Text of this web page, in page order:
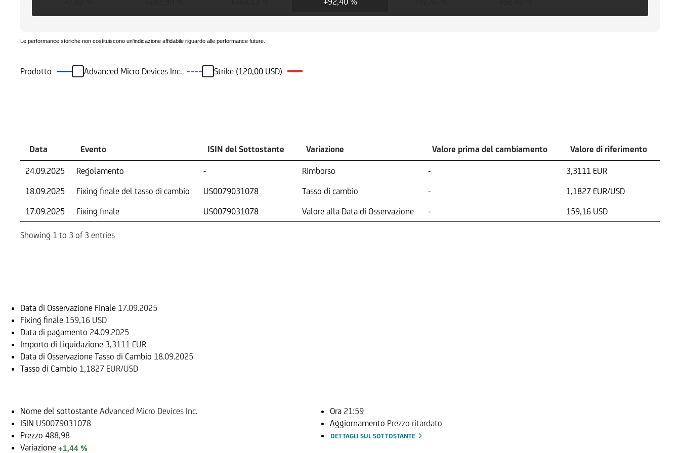
Le performance storiche non costituiscono un'indicazione affidabile riguardo alle performance future.
Prodotto Advanced Micro Devices Inc. Strike (120,00 USD)
Data Evento ISIN del Sottostante Variazione Valore prima del cambiamento Valore di riferimento
24.09.2025 Regolamento - Rimborso -
3,3111 EUR
18.09.2025
Fixing finale del tasso di cambio US0079031078 Tasso di cambio -
1,1827 EUR/USD
17.09.2025
Fixing finale US0079031078 Valore alla Data di Osservazione - 159,16 USD
Showing 1 to 3 of 3 entries
Data di Osservazione Finale 17.09.2025
Fixing finale 159,16 USD
Data di pagamento 24.09.2025
Importo di Liquidazione 3,3111 EUR
Data di Osservazione Tasso di Cambio 18.09.2025
Tasso di Cambio 1,1827 EUR/USD
Nome del sottostante Advanced Micro Devices Inc.
ISIN US0079031078
Prezzo 488,98
Variazione +1,44 %
Ora 21:59
Aggiornamento Prezzo ritardato
DETTAGLI SUL SOTTOSTANTE